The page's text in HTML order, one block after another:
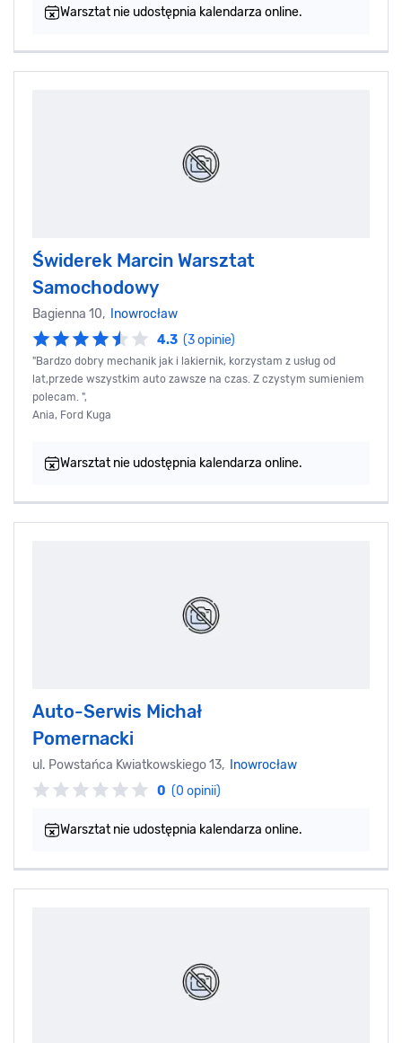
Warsztat nie udostępnia kalendarza online.
Świderek Marcin Warsztat
Samochodowy
Bagienna 10,
Inowrocław
4.3 (3 opinie)
"Bardzo dobry mechanik jak i lakiernik, korzystam z usług od
lat,przede wszystkim auto zawsze na czas. Z czystym sumieniem
polecam. ",
Ania, Ford Kuga
Warsztat nie udostępnia kalendarza online.
Auto-Serwis Michał
Pomernacki
ul. Powstańca Kwiatkowskiego 13,
Inowrocław
0 (0 opinii)
Warsztat nie udostępnia kalendarza online.